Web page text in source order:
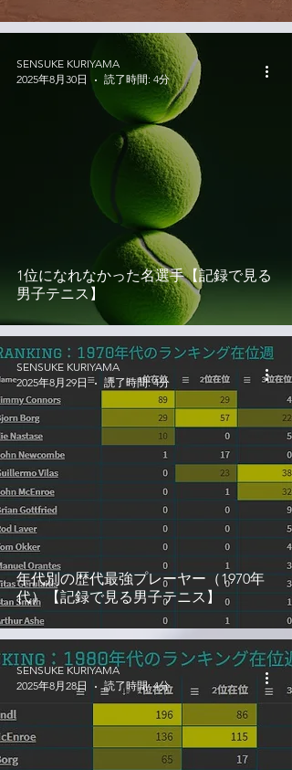
1位になれなかった名選手【記録で見る
男子テニス】
SENSUKE KURIYAMA
2025年8月30日
読了時間: 4分
年代別の歴代最強プレーヤー（1970年
代）【記録で見る男子テニス】
SENSUKE KURIYAMA
2025年8月29日
読了時間: 4分
SENSUKE KURIYAMA
2025年8月28日
読了時間: 4分